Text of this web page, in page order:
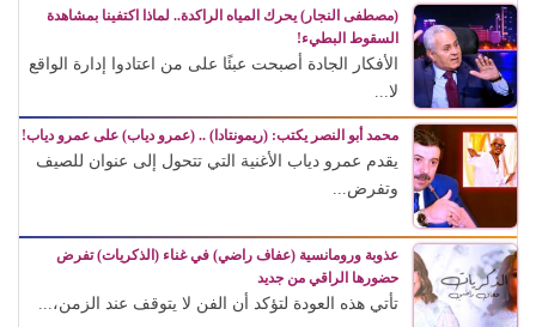
(مصطفى النجار) يحرك المياه الراكدة.. لماذا اكتفينا بمشاهدة
السقوط البطيء!
الأفكار الجادة أصبحت عبئًا على من اعتادوا إدارة الواقع
لا...
محمد أبو النصر يكتب: (ريمونتادا) .. (عمرو دياب) على عمرو دياب!
يقدم عمرو دياب الأغنية التي تتحول إلى عنوان للصيف
وتفرض...
عذوبة ورومانسية (عفاف راضي) في غناء (الذكريات) تفرض
حضورها الراقي من جديد
تأتي هذه العودة لتؤكد أن الفن لا يتوقف عند الزمن،...